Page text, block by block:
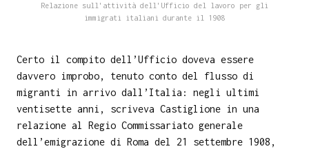
Relazione sull'attività dell'Ufficio del lavoro per gli
immigrati italiani durante il 1908
Certo il compito dell’Ufficio doveva essere
davvero improbo, tenuto conto del flusso di
migranti in arrivo dall’Italia: negli ultimi
ventisette anni, scriveva Castiglione in una
relazione al Regio Commissariato generale
dell’emigrazione di Roma del 21 settembre 1908,